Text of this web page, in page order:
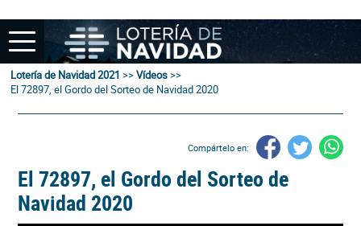
Lotería de Navidad 2021 >>Vídeos>>
El 72897, el Gordo del Sorteo de Navidad 2020
Compártelo en:
El 72897, el Gordo del Sorteo de
Navidad 2020